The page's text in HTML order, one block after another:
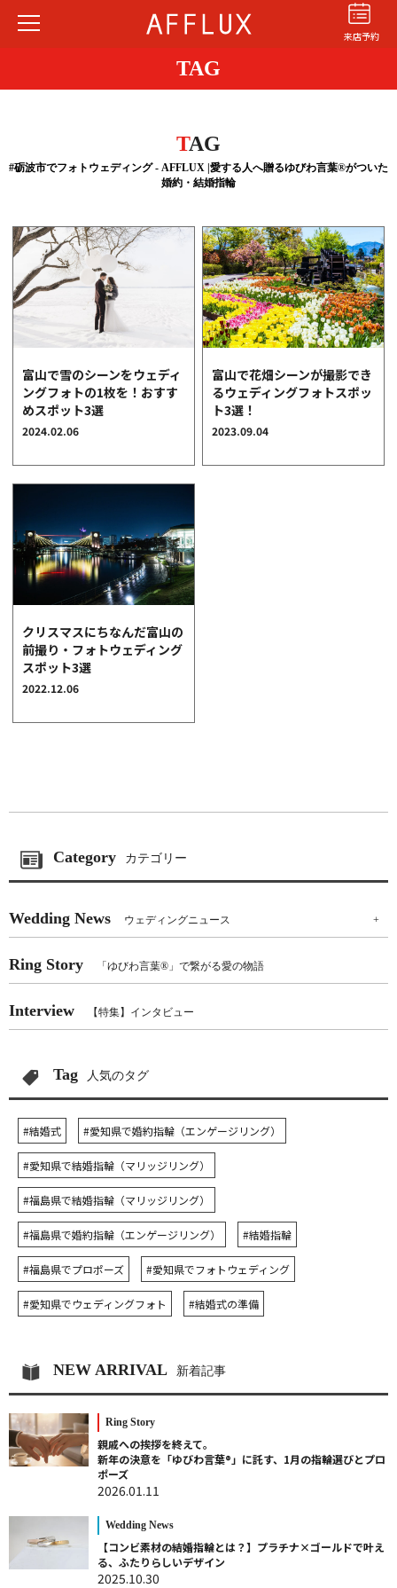
来店予約
商品カテゴリ
ショップ
AFFLUXについて
AFFLUXの永久保証®
無限大のオーダーメイド
ゆびわ言葉®
クオリティ
AFFLUXダイヤモンド
サービス
お役立ち記事
ブログ・お客様の声
カタログ請求
06-7777-7370
受付時間 11:00〜19:00/火曜日定休
お問い合わせ|プライバシーポリシー
TAG
TAG
#砺波市でフォトウェディング - AFFLUX |愛する人へ贈るゆびわ言葉®がついた
婚約・結婚指輪
富山で雪のシーンをウェディ
ングフォトの1枚を！おすす
めスポット3選
2024.02.06
富山で花畑シーンが撮影でき
るウェディングフォトスポッ
ト3選！
2023.09.04
クリスマスにちなんだ富山の
前撮り・フォトウェディング
スポット3選
2022.12.06
Category カテゴリー
Wedding News ウェディングニュース +
Ring Story 「ゆびわ言葉®」で繋がる愛の物語
Interview 【特集】インタビュー
Tag 人気のタグ
#結婚式 #愛知県で婚約指輪（エンゲージリング）
#愛知県で結婚指輪（マリッジリング）
#福島県で結婚指輪（マリッジリング）
#福島県で婚約指輪（エンゲージリング） #結婚指輪
#福島県でプロポーズ #愛知県でフォトウェディング
#愛知県でウェディングフォト #結婚式の準備
NEW ARRIVAL 新着記事
Ring Story
親戚への挨拶を終えて。
新年の決意を「ゆびわ言葉®」に託す、1月の指輪選びとプロ
ポーズ
2026.01.11
Wedding News
【コンビ素材の結婚指輪とは？】プラチナ×ゴールドで叶え
る、ふたりらしいデザイン
2025.10.30